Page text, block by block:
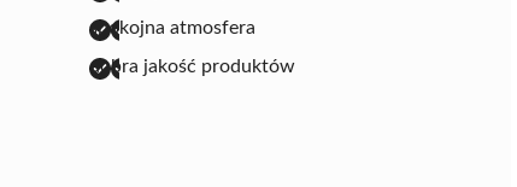
spokojna atmosfera
dobra jakość produktów